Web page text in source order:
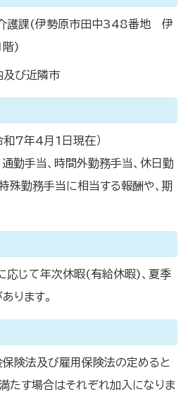
護課(伊勢原市田中348番地 伊
)
び近隣市
7年4月1日現在）
勤手当、時間外勤務手当、休日勤
殊勤務手当に相当する報酬や、期
応じて年次休暇(有給休暇)、夏季
ります。
険法及び雇用保険法の定めると
たす場合はそれぞれ加入になりま